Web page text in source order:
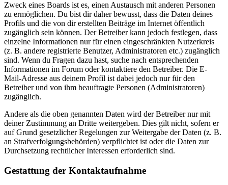
Zweck eines Boards ist es, einen Austausch mit anderen Personen
zu ermöglichen. Du bist dir daher bewusst, dass die Daten deines
Profils und die von dir erstellten Beiträge im Internet öffentlich
zugänglich sein können. Der Betreiber kann jedoch festlegen, dass
einzelne Informationen nur für einen eingeschränkten Nutzerkreis
(z. B. andere registrierte Benutzer, Administratoren etc.) zugänglich
sind. Wenn du Fragen dazu hast, suche nach entsprechenden
Informationen im Forum oder kontaktiere den Betreiber. Die E-
Mail-Adresse aus deinem Profil ist dabei jedoch nur für den
Betreiber und von ihm beauftragte Personen (Administratoren)
zugänglich.
Andere als die oben genannten Daten wird der Betreiber nur mit
deiner Zustimmung an Dritte weitergeben. Dies gilt nicht, sofern er
auf Grund gesetzlicher Regelungen zur Weitergabe der Daten (z. B.
an Strafverfolgungsbehörden) verpflichtet ist oder die Daten zur
Durchsetzung rechtlicher Interessen erforderlich sind.
Gestattung der Kontaktaufnahme